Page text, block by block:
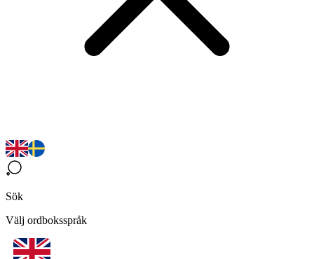
Sök
Välj ordboksspråk